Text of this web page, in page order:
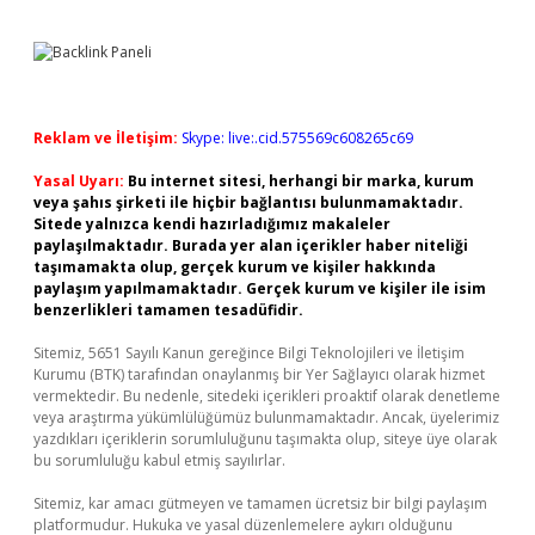
Reklam ve İletişim: Skype: live:.cid.575569c608265c69
Yasal Uyarı: Bu internet sitesi, herhangi bir marka, kurum
veya şahıs şirketi ile hiçbir bağlantısı bulunmamaktadır.
Sitede yalnızca kendi hazırladığımız makaleler
paylaşılmaktadır. Burada yer alan içerikler haber niteliği
taşımamakta olup, gerçek kurum ve kişiler hakkında
paylaşım yapılmamaktadır. Gerçek kurum ve kişiler ile isim
benzerlikleri tamamen tesadüfidir.
Sitemiz, 5651 Sayılı Kanun gereğince Bilgi Teknolojileri ve İletişim
Kurumu (BTK) tarafından onaylanmış bir Yer Sağlayıcı olarak hizmet
vermektedir. Bu nedenle, sitedeki içerikleri proaktif olarak denetleme
veya araştırma yükümlülüğümüz bulunmamaktadır. Ancak, üyelerimiz
yazdıkları içeriklerin sorumluluğunu taşımakta olup, siteye üye olarak
bu sorumluluğu kabul etmiş sayılırlar.
Sitemiz, kar amacı gütmeyen ve tamamen ücretsiz bir bilgi paylaşım
platformudur. Hukuka ve yasal düzenlemelere aykırı olduğunu